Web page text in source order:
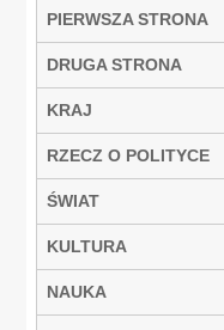
PIERWSZA STRONA
DRUGA STRONA
KRAJ
RZECZ O POLITYCE
ŚWIAT
KULTURA
NAUKA